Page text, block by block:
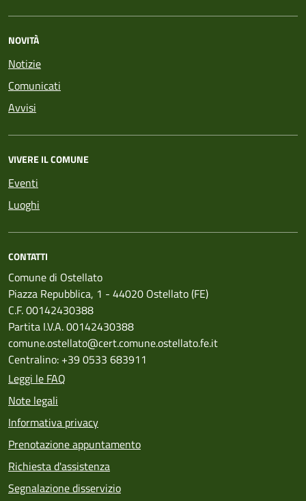
NOVITÀ
Notizie
Comunicati
Avvisi
VIVERE IL COMUNE
Eventi
Luoghi
CONTATTI
Comune di Ostellato
Piazza Repubblica, 1 - 44020 Ostellato (FE)
C.F. 00142430388
Partita I.V.A. 00142430388
comune.ostellato@cert.comune.ostellato.fe.it
Centralino: +39 0533 683911
Leggi le FAQ
Note legali
Informativa privacy
Prenotazione appuntamento
Richiesta d'assistenza
Segnalazione disservizio